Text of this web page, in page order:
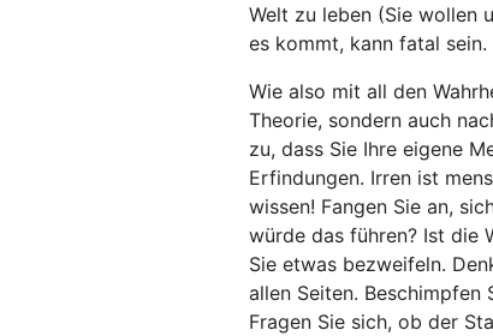
Welt zu leben (Sie wollen
es kommt, kann fatal sein.
Wie also mit all den
Theorie, sondern auch
zu, dass Sie Ihre eigene
Erfindungen. Irren ist
wissen! Fangen Sie an,
würde das führen? Ist die
Sie etwas bezweifeln.
allen Seiten. Beschimpfen
Fragen Sie sich, ob der